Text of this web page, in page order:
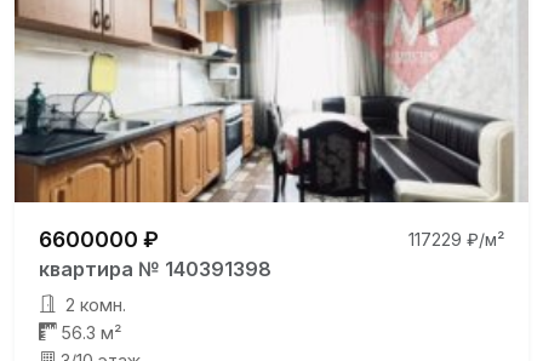
6600000 ₽ 117229 ₽/м²
квартира № 140391398
2 комн.
56.3 м²